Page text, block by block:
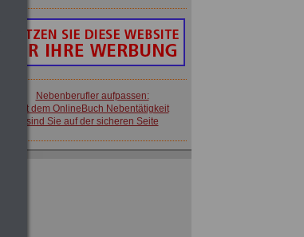
Nebenberufler aufpassen:
mit dem OnlineBuch Nebentätigkeit
sind Sie auf der sicheren Seite